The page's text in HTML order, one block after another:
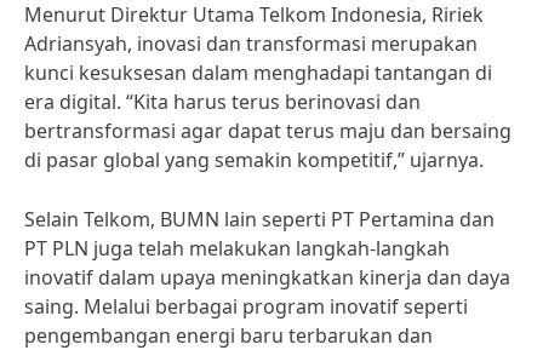
Menurut Direktur Utama Telkom Indonesia, Ririek
Adriansyah, inovasi dan transformasi merupakan
kunci kesuksesan dalam menghadapi tantangan di
era digital. “Kita harus terus berinovasi dan
bertransformasi agar dapat terus maju dan bersaing
di pasar global yang semakin kompetitif,” ujarnya.
Selain Telkom, BUMN lain seperti PT Pertamina dan
PT PLN juga telah melakukan langkah-langkah
inovatif dalam upaya meningkatkan kinerja dan daya
saing. Melalui berbagai program inovatif seperti
pengembangan energi baru terbarukan dan